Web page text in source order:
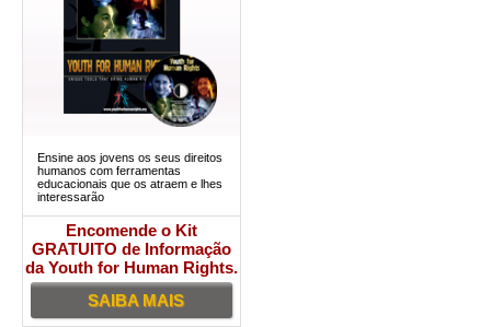
Ensine aos jovens os seus direitos
humanos com ferramentas
educacionais que os atraem e lhes
interessarão
Encomende o Kit
GRATUITO de Informação
da Youth for Human Rights.
SAIBA MAIS